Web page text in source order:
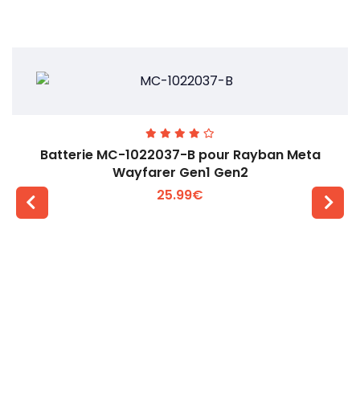
Batterie MC-1022037-B pour Rayban Meta
Wayfarer Gen1 Gen2
25.99€